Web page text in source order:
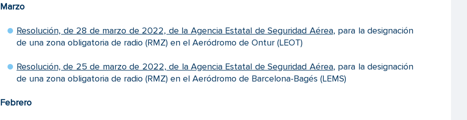
Marzo
Resolución, de 28 de marzo de 2022, de la Agencia Estatal de Seguridad Aérea, para la designación
de una zona obligatoria de radio (RMZ) en el Aeródromo de Ontur (LEOT)
Resolución, de 25 de marzo de 2022, de la Agencia Estatal de Seguridad Aérea, para la designación
de una zona obligatoria de radio (RMZ) en el Aeródromo de Barcelona-Bagés (LEMS)
Febrero